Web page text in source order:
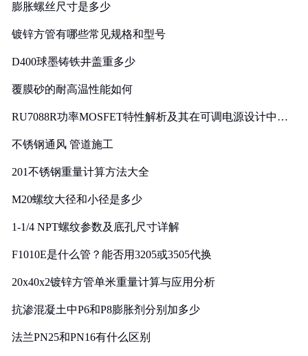
膨胀螺丝尺寸是多少
镀锌方管有哪些常见规格和型号
D400球墨铸铁井盖重多少
覆膜砂的耐高温性能如何
RU7088R功率MOSFET特性解析及其在可调电源设计中的
不锈钢通风 管道施工
201不锈钢重量计算方法大全
M20螺纹大径和小径是多少
1-1/4 NPT螺纹参数及底孔尺寸详解
F1010E是什么管？能否用3205或3505代换
20x40x2镀锌方管单米重量计算与应用分析
抗渗混凝土中P6和P8膨胀剂分别加多少
法兰PN25和PN16有什么区别